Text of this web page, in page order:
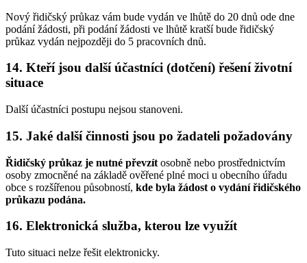
Nový řidičský průkaz vám bude vydán ve lhůtě do 20 dnů ode dne
podání žádosti, při podání žádosti ve lhůtě kratší bude řidičský
průkaz vydán nejpozději do 5 pracovních dnů.
14. Kteří jsou další účastníci (dotčení) řešení životní
situace
Další účastníci postupu nejsou stanoveni.
15. Jaké další činnosti jsou po žadateli požadovány
Řidičský průkaz je nutné převzít osobně nebo prostřednictvím
osoby zmocněné na základě ověřené plné moci u obecního úřadu
obce s rozšířenou působností, kde byla žádost o vydání řidičského
průkazu podána.
16. Elektronická služba, kterou lze využít
Tuto situaci nelze řešit elektronicky.